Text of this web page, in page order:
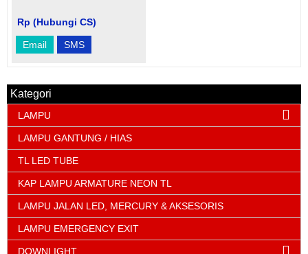
Rp (Hubungi CS)
Email SMS
Kategori
LAMPU
LAMPU GANTUNG / HIAS
TL LED TUBE
KAP LAMPU ARMATURE NEON TL
LAMPU JALAN LED, MERCURY & AKSESORIS
LAMPU EMERGENCY EXIT
DOWNLIGHT